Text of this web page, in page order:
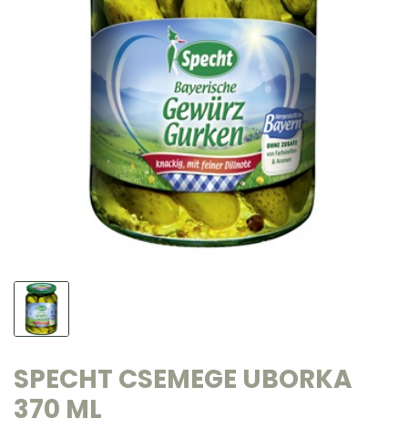
SPECHT CSEMEGE UBORKA
370 ML